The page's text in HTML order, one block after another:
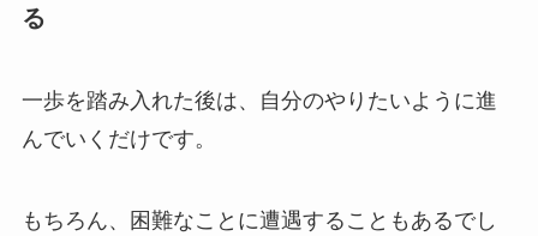
る
一歩を踏み入れた後は、自分のやりたいように進
んでいくだけです。
もちろん、困難なことに遭遇することもあるでし